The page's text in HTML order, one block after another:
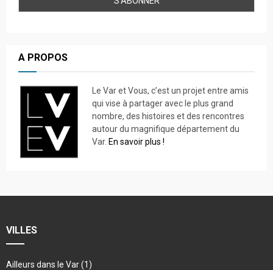
A PROPOS
Le Var et Vous, c’est un projet entre amis
qui vise à partager avec le plus grand
nombre, des histoires et des rencontres
autour du magnifique département du
Var. En savoir plus !
VILLES
Ailleurs dans le Var(1)